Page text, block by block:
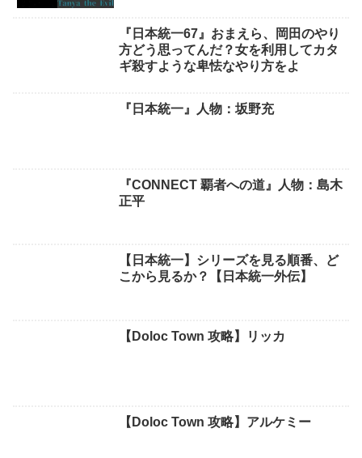
『日本統一67』おまえら、岡田のやり
方どう思ってんだ？女を利用してカタ
ギ殺すような卑怯なやり方をよ
『日本統一』人物：坂野充
『CONNECT 覇者への道』人物：島木
正平
【日本統一】シリーズを見る順番、ど
こから見るか？【日本統一外伝】
【Doloc Town 攻略】リッカ
【Doloc Town 攻略】アルケミー